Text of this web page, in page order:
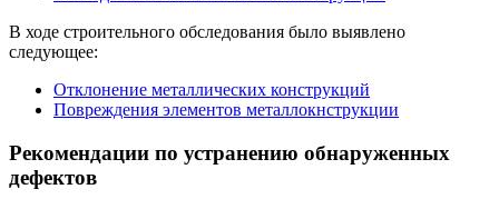
В ходе строительного обследования было выявлено
следующее:
Отклонение металлических конструкций
Повреждения элементов металлокнструкции
Рекомендации по устранению обнаруженных
дефектов